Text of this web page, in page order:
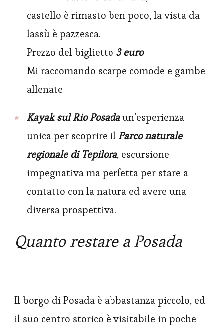
castello è rimasto ben poco, la vista da
lassù è pazzesca.
Prezzo del biglietto 3 euro
Mi raccomando scarpe comode e gambe
allenate
Kayak sul Rio Posadaun’esperienza
unica per scoprire il Parco naturale
regionale di Tepilora, escursione
impegnativa ma perfetta per stare a
contatto con la natura ed avere una
diversa prospettiva.
Quanto restare a Posada
Il borgo di Posada è abbastanza piccolo, ed
il suo centro storico è visitabile in poche